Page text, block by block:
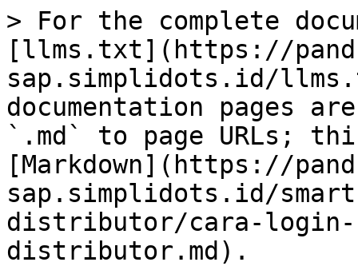
> For the complete
[llms.txt](https://
sap.simplidots.id/
documentation pages
`.md` to page URLs;
[Markdown](https://
sap.simplidots.id/
distributor/cara-login-
distributor.md).